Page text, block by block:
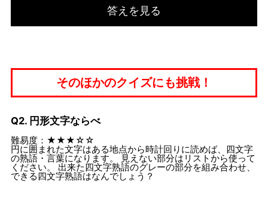
答えを見る
そのほかのクイズにも挑戦！
Q2. 円形文字ならべ
難易度：★★★☆☆
円に囲まれた文字はある地点から時計回りに読めば、四文字
の熟語・言葉になります。 見えない部分はリストから使って
ください。 出来た四文字熟語のグレーの部分を組み合わせ、
できる四文字熟語はなんでしょう？